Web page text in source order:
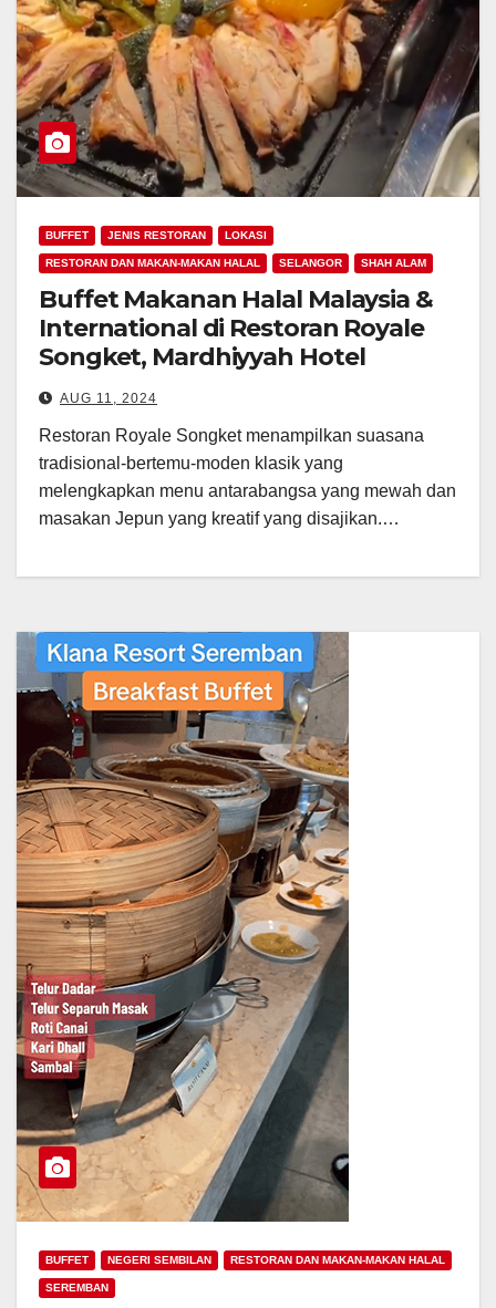
BUFFET JENIS RESTORAN LOKASI
RESTORAN DAN MAKAN-MAKAN HALAL SELANGOR SHAH ALAM
Buffet Makanan Halal Malaysia &
International di Restoran Royale
Songket, Mardhiyyah Hotel
AUG 11, 2024
Restoran Royale Songket menampilkan suasana
tradisional-bertemu-moden klasik yang
melengkapkan menu antarabangsa yang mewah dan
masakan Jepun yang kreatif yang disajikan.…
BUFFET NEGERI SEMBILAN RESTORAN DAN MAKAN-MAKAN HALAL
SEREMBAN